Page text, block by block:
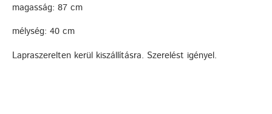
magasság: 87 cm
mélység: 40 cm
Lapraszerelten kerül kiszállításra. Szerelést igényel.